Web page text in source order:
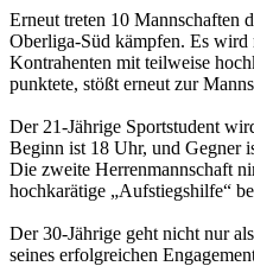
Erneut treten 10 Mannschaften
Oberliga-Süd kämpfen. Es wird
Kontrahenten mit teilweise
punktete, stößt erneut zur
Der 21-Jährige Sportstudent
Beginn ist 18 Uhr, und Gegner
Die zweite Herrenmannschaft
hochkarätige „Aufstiegshilfe“
Der 30-Jährige geht nicht nur
seines erfolgreichen